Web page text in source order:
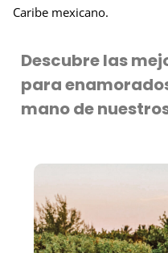
Caribe mexicano.
Descubre las
para
mano de